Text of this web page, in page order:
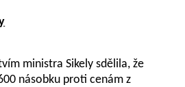
ministra Sikely sdělila, že
násobku proti cenám z